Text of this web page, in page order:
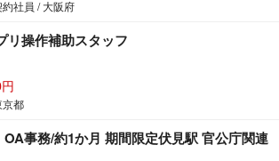
社員 / 大阪府
リ操作補助スタッフ
京都
事務/約1か月 期間限定伏見駅 官公庁関連